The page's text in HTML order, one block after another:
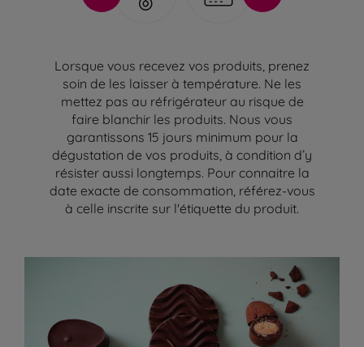
Lorsque vous recevez vos produits, prenez
soin de les laisser à température. Ne les
mettez pas au réfrigérateur au risque de
faire blanchir les produits. Nous vous
garantissons 15 jours minimum pour la
dégustation de vos produits, à condition d’y
résister aussi longtemps. Pour connaitre la
date exacte de consommation, référez-vous
à celle inscrite sur l'étiquette du produit.